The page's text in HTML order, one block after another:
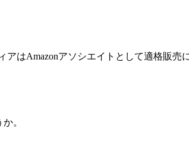
はAmazonアソシエイトとして適格販売
。